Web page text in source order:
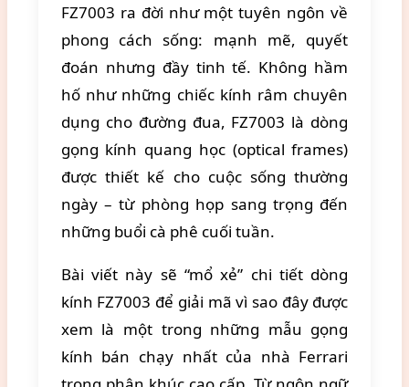
FZ7003 ra đời như một tuyên ngôn về
phong cách sống: mạnh mẽ, quyết
đoán nhưng đầy tinh tế. Không hầm
hố như những chiếc kính râm chuyên
dụng cho đường đua, FZ7003 là dòng
gọng kính quang học (optical frames)
được thiết kế cho cuộc sống thường
ngày – từ phòng họp sang trọng đến
những buổi cà phê cuối tuần.
Bài viết này sẽ “mổ xẻ” chi tiết dòng
kính FZ7003 để giải mã vì sao đây được
xem là một trong những mẫu gọng
kính bán chạy nhất của nhà Ferrari